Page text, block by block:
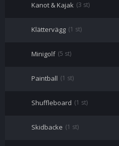
Kanot & Kajak (3 st)
Klättervägg (1 st)
Minigolf (5 st)
Paintball (1 st)
Shuffleboard (1 st)
Skidbacke (1 st)